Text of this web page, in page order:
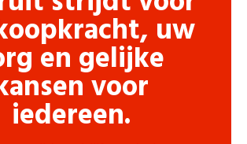
uw
en gelijke
voor
iedereen.